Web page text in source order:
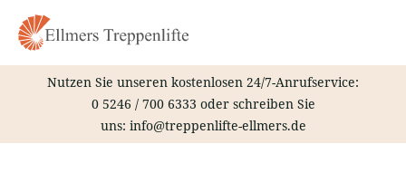
Inhalt
springen
Nutzen Sie unseren kostenlosen 24/7-Anrufservice:
0 5246 / 700 6333 oder schreiben Sie
uns: info@treppenlifte-ellmers.de